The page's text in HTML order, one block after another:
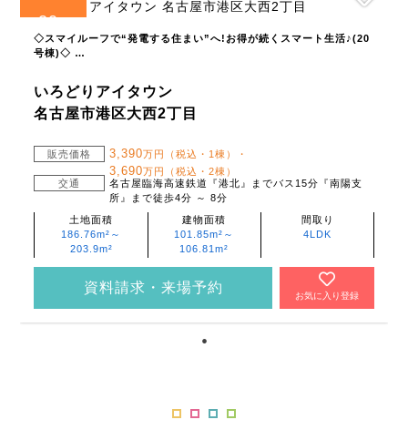
20
◇スマイルーフで“発電する住まい”へ!お得が続くスマート生活♪(20
号棟)◇ …
いろどりアイタウン
名古屋市港区大西2丁目
販売価格 3,390万円（税込・1棟）・
3,690万円（税込・2棟）
交通
名古屋臨海高速鉄道『港北』までバス15分『南陽支
所』まで徒歩4分 ～ 8分
土地面積
186.76m²～
203.9m²
建物面積
101.85m²～
106.81m²
間取り
4LDK
資料請求・来場予約
お気に入り登録